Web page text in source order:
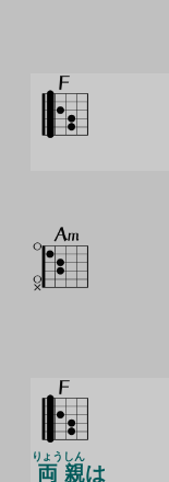
両
りょう
親
しん
は